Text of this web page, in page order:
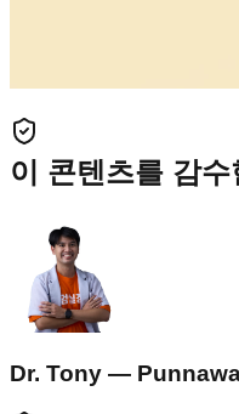
이 콘텐츠를 감
Dr. Tony —